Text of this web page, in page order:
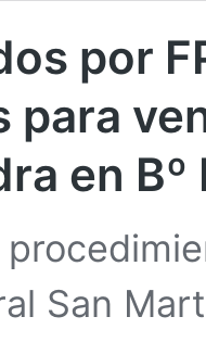
por
para
en
San